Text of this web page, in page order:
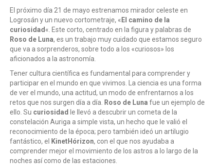
El próximo día 21 de mayo estrenamos mirador celeste en
Logrosán y un nuevo cortometraje, « El camino de la
curiosidad «. Este corto, centrado en la figura y palabras de
Roso de Luna, es un trabajo muy cuidado que estamos seguro
que va a sorprenderos, sobre todo a los «curiosos» los
aficionados a la astronomía.
Tener cultura científica es fundamental para comprender y
participar en el mundo en que vivimos. La ciencia es una forma
de ver el mundo, una actitud, un modo de enfrentarnos a los
retos que nos surgen día a día.
Roso de Luna fue un ejemplo de
ello. Su curiosidad le llevó a descubrir un cometa de la
constelación Auriga a simple vista, un hecho que le valió el
reconocimiento de la época; pero también ideó un artilugio
fantástico, el
KinetHórizon, con el que nos ayudaba a
comprender mejor el movimiento de los astros a lo largo de la
noches así como de las estaciones.